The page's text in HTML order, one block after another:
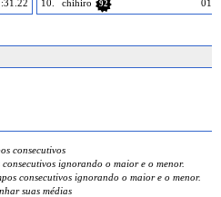
10.
chihiro 92
consecutivos
ignorando o maior e o menor.
consecutivos ignorando o maior e o menor.
suas médias